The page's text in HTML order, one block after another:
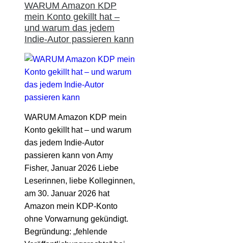
WARUM Amazon KDP
mein Konto gekillt hat –
und warum das jedem
Indie-Autor passieren kann
WARUM Amazon KDP mein
Konto gekillt hat – und warum
das jedem Indie-Autor
passieren kann von Amy
Fisher, Januar 2026 Liebe
Leserinnen, liebe Kolleginnen,
am 30. Januar 2026 hat
Amazon mein KDP-Konto
ohne Vorwarnung gekündigt.
Begründung: „fehlende